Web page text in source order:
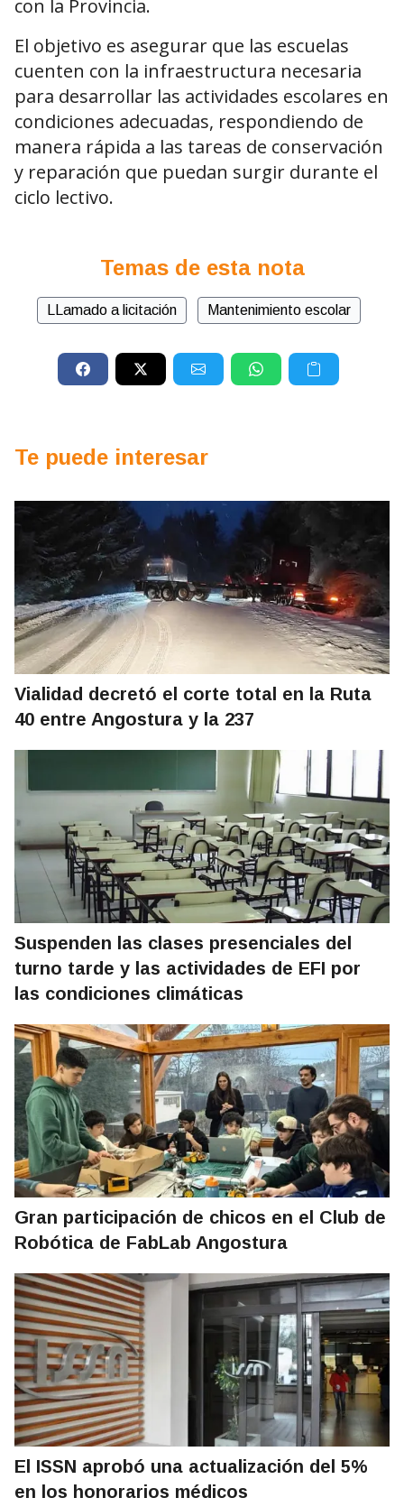
con la Provincia.
El objetivo es asegurar que las escuelas
cuenten con la infraestructura necesaria
para desarrollar las actividades escolares en
condiciones adecuadas, respondiendo de
manera rápida a las tareas de conservación
y reparación que puedan surgir durante el
ciclo lectivo.
Temas de esta nota
LLamado a licitación Mantenimiento escolar
Te puede interesar
Vialidad decretó el corte total en la Ruta
40 entre Angostura y la 237
Suspenden las clases presenciales del
turno tarde y las actividades de EFI por
las condiciones climáticas
Gran participación de chicos en el Club de
Robótica de FabLab Angostura
El ISSN aprobó una actualización del 5%
en los honorarios médicos